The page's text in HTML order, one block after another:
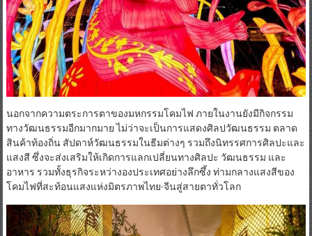
นอกจากความตระการตาของมหกรรมโคมไฟ ภายในงานยังมีกิจกรรม
ทางวัฒนธรรมอีกมากมาย ไม่ว่าจะเป็นการแสดงศิลปวัฒนธรรม ตลาด
สินค้าท้องถิ่น สัปดาห์วัฒนธรรมในธีมต่างๆ รวมถึงนิทรรศการศิลปะและ
แสงสี ซึ่งจะส่งเสริมให้เกิดการแลกเปลี่ยนทางศิลปะ วัฒนธรรม และ
อาหาร รวมทั้งธุรกิจระหว่างองประเทศอย่างลึกซึ้ง ท่ามกลางแสงสีของ
โคมไฟที่สะท้อนแสงแห่งมิตรภาพไทย-จีนสู่สายตาทั่วโลก